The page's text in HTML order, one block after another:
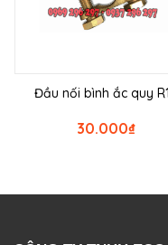
Đầu nối bình ắc quy
₫
30.000